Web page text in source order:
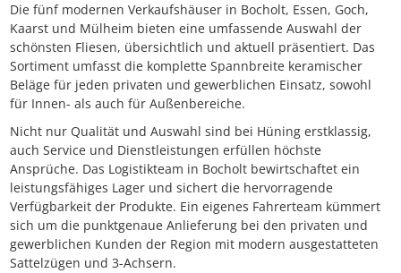
Die fünf modernen Verkaufshäuser in Bocholt, Essen, Goch,
Kaarst und Mülheim bieten eine umfassende Auswahl der
schönsten Fliesen, übersichtlich und aktuell präsentiert. Das
Sortiment umfasst die komplette Spannbreite keramischer
Beläge für jeden privaten und gewerblichen Einsatz, sowohl
für Innen- als auch für Außenbereiche.
Nicht nur Qualität und Auswahl sind bei Hüning erstklassig,
auch Service und Dienstleistungen erfüllen höchste
Ansprüche. Das Logistikteam in Bocholt bewirtschaftet ein
leistungsfähiges Lager und sichert die hervorragende
Verfügbarkeit der Produkte. Ein eigenes Fahrerteam kümmert
sich um die punktgenaue Anlieferung bei den privaten und
gewerblichen Kunden der Region mit modern ausgestatteten
Sattelzügen und 3-Achsern.